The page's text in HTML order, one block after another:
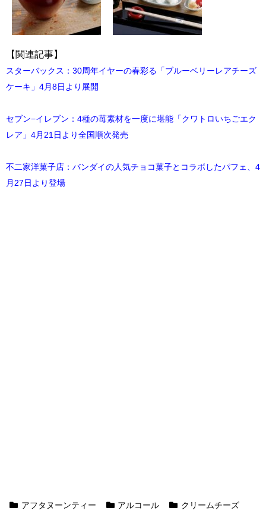
【関連記事】
スターバックス：30周年イヤーの春彩る「ブルーベリーレアチーズ
ケーキ」4月8日より展開
セブン−イレブン：4種の苺素材を一度に堪能「クワトロいちごエク
レア」4月21日より全国順次発売
不二家洋菓子店：バンダイの人気チョコ菓子とコラボしたパフェ、4
月27日より登場
アフタヌーンティー アルコール
クリームチーズ